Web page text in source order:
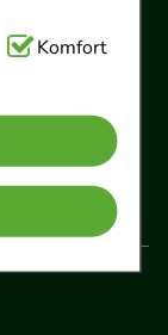
es sich um
diese nicht
um das
gestalten,
des
Komfort
80 11